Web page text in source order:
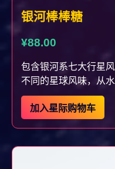
银河棒棒糖
¥88.00
包含银河系七大行星
不同的星球风味，从
加入星际购物车